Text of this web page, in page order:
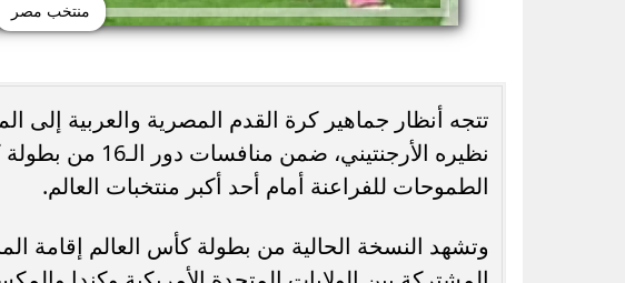
منتخب مصر
​​​​​​تتجه أنظار جماهير كرة القدم المصرية والعربية
الطموحات للفراعنة أمام أحد أكبر منتخبات العالم.
وتشهد النسخة الحالية من بطولة كأس العالم إقامة
الدور الثاني بالقاهرة 2026
في البنوك المصرية